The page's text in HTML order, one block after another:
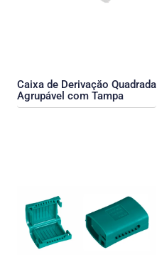
Caixa de Derivaçăo Quadrada
Agrupável com Tampa